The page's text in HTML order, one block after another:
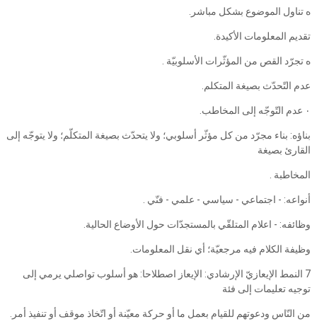
ه تناول الموضوع بشكل مباشر.
تقديم المعلومات الأكيدة.
ه تجرّد القص من المؤثّرات الأسلوبيّة .
عدم التّحدّث بصيغة المتكلم.
‎٠‏ عدم التّوجّه إلى المخاطب.
بناؤه: بناء مجرّد من كل مؤثّر أسلوبي؛ ولا يتحدّث بصيغة المتكلّم؛ ولا يتوجّه إلى
القارئ بصيغة
المخاطبة .
أنواعه: - اجتماعي - سياسي - علمي - فنّي .
وظائفه: - اعلام المتلقّي بالمستجدّات حول الأوضاع الحالية.
وظيفة الكلام فيه مرجعيّة؛ أي نقل المعلومات.
7 النمط الإيعازيّ الإرشادي: الإيعاز اصطلاحا: هو أسلوب تواصلي يرمي إلى
توجيه تعليمات إلى فئة
من النّاس ودعوتهم للقيام بعمل ما أو حركة معيّنة أو اتّخاذ موقف أو تنفيذ أمر.